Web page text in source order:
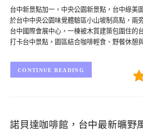
台中新景點加一，中央公園新景點，台中綠美
於台中中央公園味覺體驗區小山坡制高點，兩
台中國際會展中心，一棟被木質建築包圍住的
打卡台中景點，園區結合咖啡輕食、野餐休憩
CONTINUE READING
諾貝達咖啡館，台中最新曠野